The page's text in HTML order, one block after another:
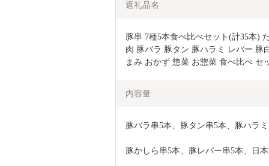
返礼品名
豚串 7種5本食べ比べセット(計35本)
肉 豚バラ 豚タン 豚ハラミ レバー 豚
まみ おかず 惣菜 お惣菜 食べ比べ セ
内容量
豚バラ串5本、豚タン串5本、豚ハラ
豚かしら串5本、豚レバー串5本、日